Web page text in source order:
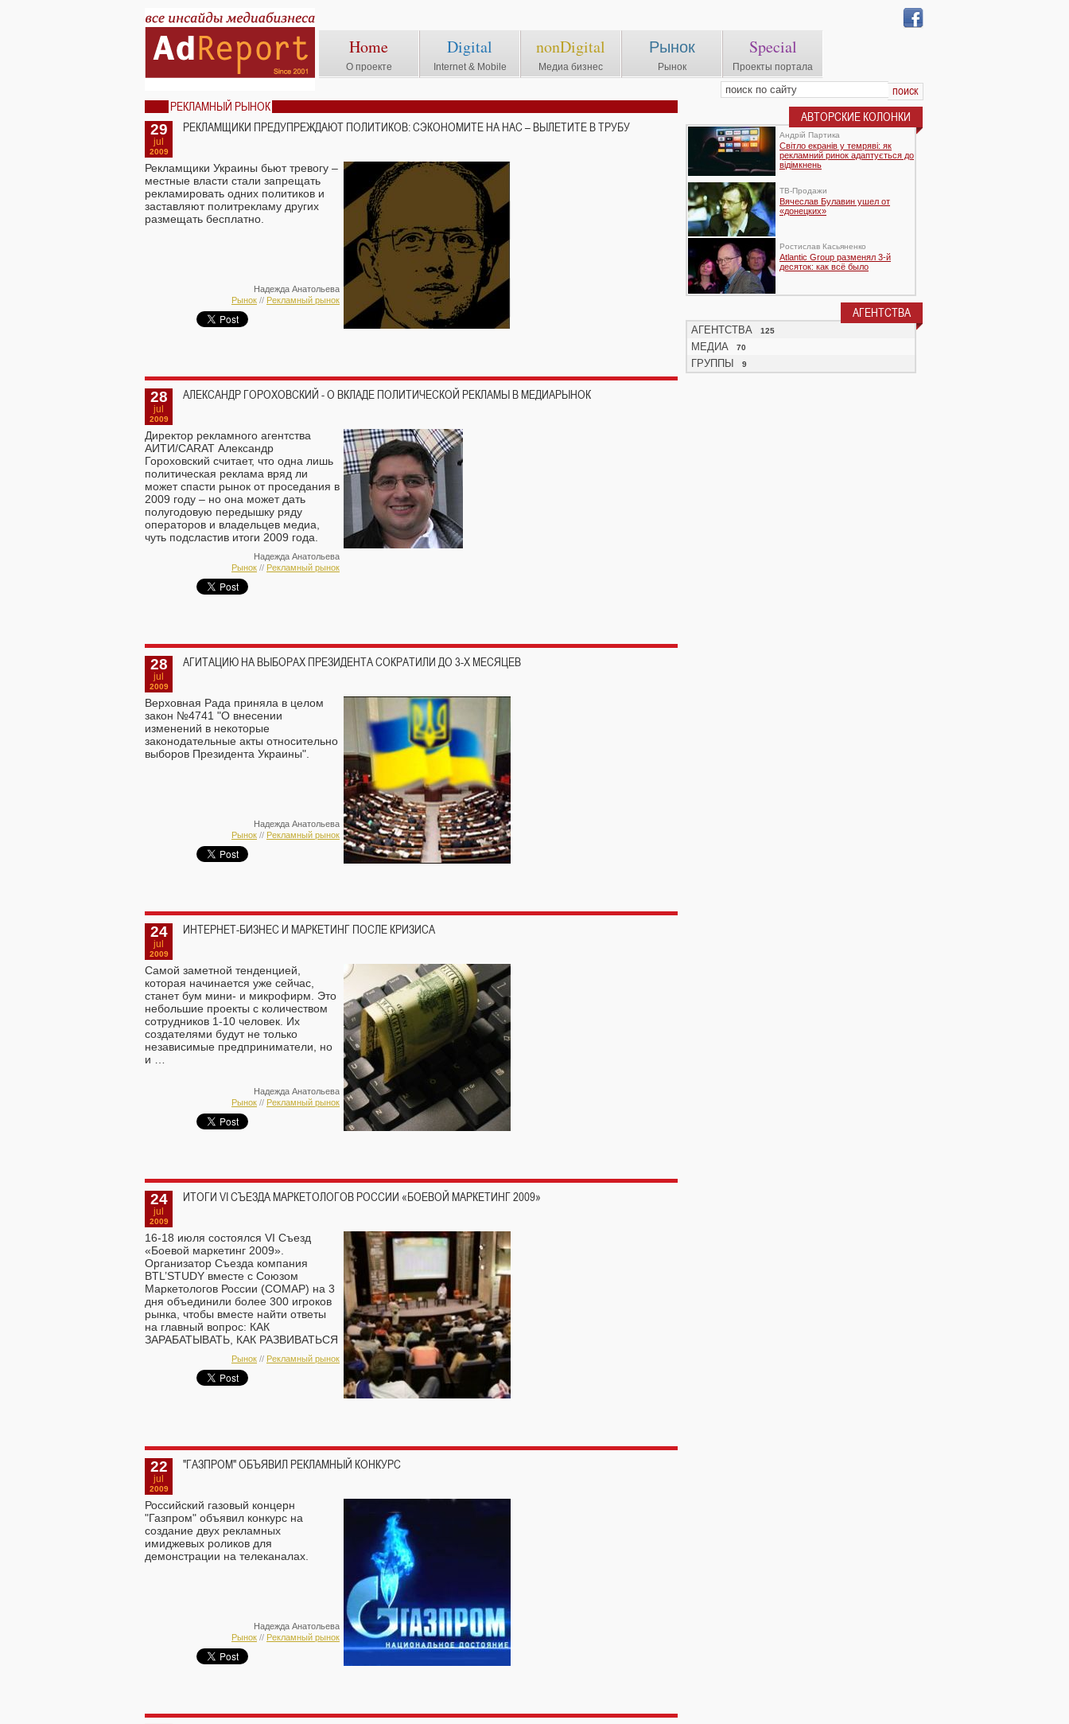
Home
О проекте
Digital
Internet & Mobile
nonDigital
Медиа бизнес
Рынок
Рынок
Special
Проекты портала
РЕКЛАМНЫЙ РЫНОК
29
jul
2009
РЕКЛАМЩИКИ ПРЕДУПРЕЖДАЮТ ПОЛИТИКОВ: СЭКОНОМИТЕ НА НАС – ВЫЛЕТИТЕ В ТРУБУ
Рекламщики Украины бьют тревогу –
местные власти стали запрещать
рекламировать одних политиков и
заставляют политрекламу других
размещать бесплатно.
Надежда Анатольева
Рынок // Рекламный рынок
28
jul
2009
АЛЕКСАНДР ГОРОХОВСКИЙ - О ВКЛАДЕ ПОЛИТИЧЕСКОЙ РЕКЛАМЫ В МЕДИАРЫНОК
Директор рекламного агентства
АИТИ/CARAT Александр
Гороховский считает, что одна лишь
политическая реклама вряд ли
может спасти рынок от проседания в
2009 году – но она может дать
полугодовую передышку ряду
операторов и владельцев медиа,
чуть подсластив итоги 2009 года.
Надежда Анатольева
Рынок // Рекламный рынок
28
jul
2009
АГИТАЦИЮ НА ВЫБОРАХ ПРЕЗИДЕНТА СОКРАТИЛИ ДО 3-Х МЕСЯЦЕВ
Верховная Рада приняла в целом
закон №4741 "О внесении
изменений в некоторые
законодательные акты относительно
выборов Президента Украины".
Надежда Анатольева
Рынок // Рекламный рынок
24
jul
2009
ИНТЕРНЕТ-БИЗНЕС И МАРКЕТИНГ ПОСЛЕ КРИЗИСА
Самой заметной тенденцией,
которая начинается уже сейчас,
станет бум мини- и микрофирм. Это
небольшие проекты с количеством
сотрудников 1-10 человек. Их
создателями будут не только
независимые предприниматели, но
и …
Надежда Анатольева
Рынок // Рекламный рынок
24
jul
2009
ИТОГИ VI СЪЕЗДА МАРКЕТОЛОГОВ РОССИИ «БОЕВОЙ МАРКЕТИНГ 2009»
16-18 июля состоялся VI Съезд
«Боевой маркетинг 2009».
Организатор Съезда компания
BTL’STUDY вместе с Союзом
Маркетологов России (СОМАР) на 3
дня объединили более 300 игроков
рынка, чтобы вместе найти ответы
на главный вопрос: КАК
ЗАРАБАТЫВАТЬ, КАК РАЗВИВАТЬСЯ
в новых экономических условиях.
Рынок // Рекламный рынок
22
jul
2009
"ГАЗПРОМ" ОБЪЯВИЛ РЕКЛАМНЫЙ КОНКУРС
Российский газовый концерн
"Газпром" объявил конкурс на
создание двух рекламных
имиджевых роликов для
демонстрации на телеканалах.
Надежда Анатольева
Рынок // Рекламный рынок
АВТОРСКИЕ КОЛОНКИ
Андрій Партика
Світло екранів у темряві: як
рекламний ринок адаптується до
відімкнень
TВ-Продажи
Вячеслав Булавин ушел от
«донецких»
Ростислав Касьяненко
Atlantic Group разменял 3-й
десяток: как всё было
АГЕНТСТВА
АГЕНТСТВА 125
МЕДИА 70
ГРУППЫ 9